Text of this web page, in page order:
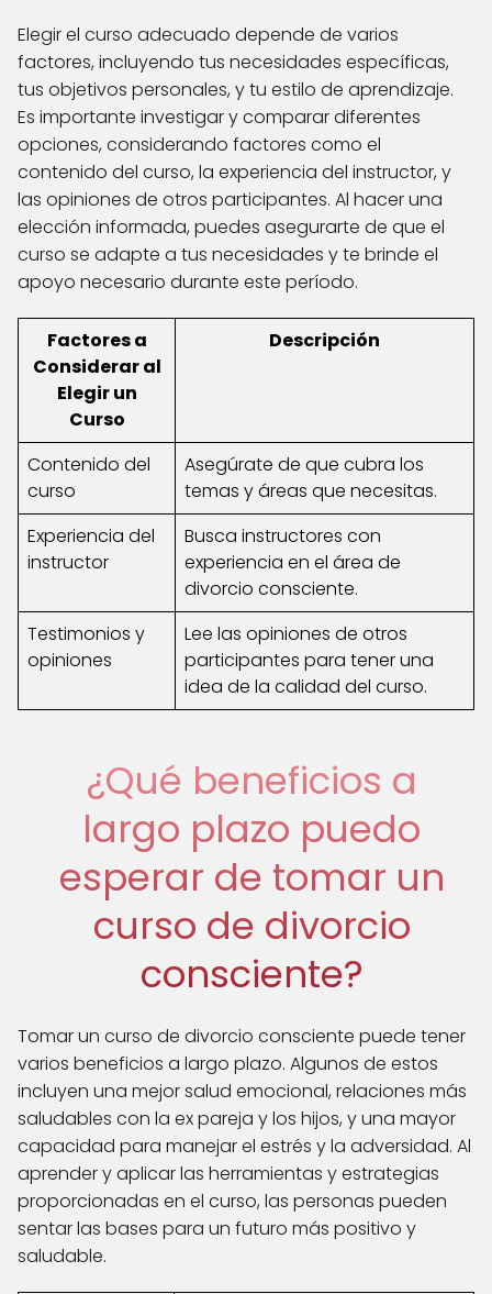
Elegir el curso adecuado depende de varios
factores, incluyendo tus necesidades específicas,
tus objetivos personales, y tu estilo de aprendizaje.
Es importante investigar y comparar diferentes
opciones, considerando factores como el
contenido del curso, la experiencia del instructor, y
las opiniones de otros participantes. Al hacer una
elección informada, puedes asegurarte de que el
curso se adapte a tus necesidades y te brinde el
apoyo necesario durante este período.
Factores a
Considerar al
Elegir un
Curso
Descripción
Contenido del
curso
Asegúrate de que cubra los
temas y áreas que necesitas.
Experiencia del
instructor
Busca instructores con
experiencia en el área de
divorcio consciente.
Testimonios y
opiniones
Lee las opiniones de otros
participantes para tener una
idea de la calidad del curso.
¿Qué beneficios a
largo plazo puedo
esperar de tomar un
curso de divorcio
consciente?
Tomar un curso de divorcio consciente puede tener
varios beneficios a largo plazo. Algunos de estos
incluyen una mejor salud emocional, relaciones más
saludables con la ex pareja y los hijos, y una mayor
capacidad para manejar el estrés y la adversidad. Al
aprender y aplicar las herramientas y estrategias
proporcionadas en el curso, las personas pueden
sentar las bases para un futuro más positivo y
saludable.